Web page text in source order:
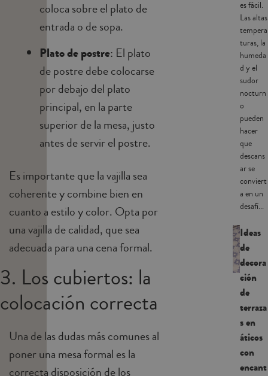
coloca sobre el plato de
entrada o de sopa.
Plato de postre: El plato
de postre debe colocarse
por debajo del plato
principal, en la parte
superior de la mesa, justo
antes de servir el postre.
Es importante que la vajilla sea
coherente y combine bien en
cuanto a estilo y color. Opta por
una vajilla de calidad, que sea
adecuada para una cena formal.
3. Los cubiertos: la
colocación correcta
Una de las dudas más comunes al
poner una mesa formal es la
correcta disposición de los
es fácil.
Las altas
tempera
turas, la
humeda
d y el
sudor
nocturn
o
pueden
hacer
que
descans
ar se
conviert
a en un
desafí...
Ideas
de
decora
ción
de
terraza
s en
áticos
con
encant